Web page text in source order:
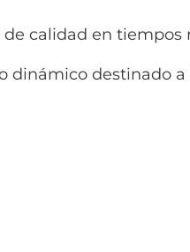
calidad en tiempos
dinámico destinado a